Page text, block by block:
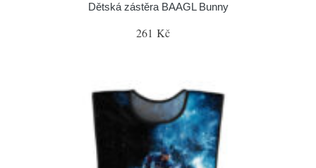
Dětská zástěra BAAGL Bunny
261 Kč